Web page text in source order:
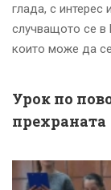
глада, с интерес
случващото се в
които може да
Урок по
прехраната